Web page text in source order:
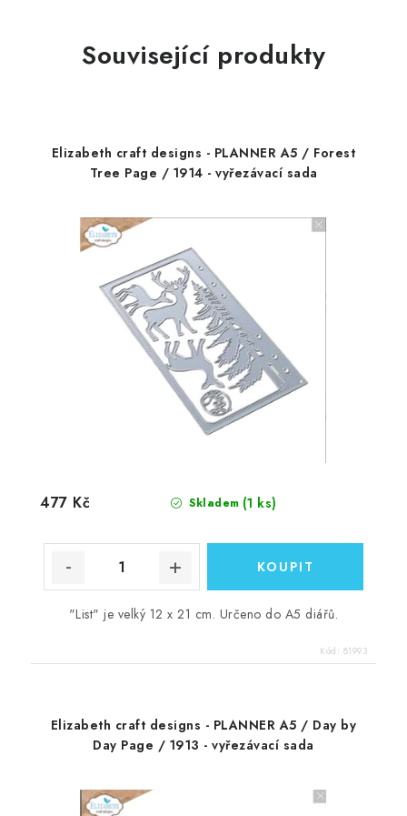
Související produkty
Elizabeth craft designs - PLANNER A5 / Forest
Tree Page / 1914 - vyřezávací sada
Skladem (1 ks)
477 Kč
"List" je velký 12 x 21 cm. Určeno do A5 diářů.
Kód: 81993
Elizabeth craft designs - PLANNER A5 / Day by
Day Page / 1913 - vyřezávací sada